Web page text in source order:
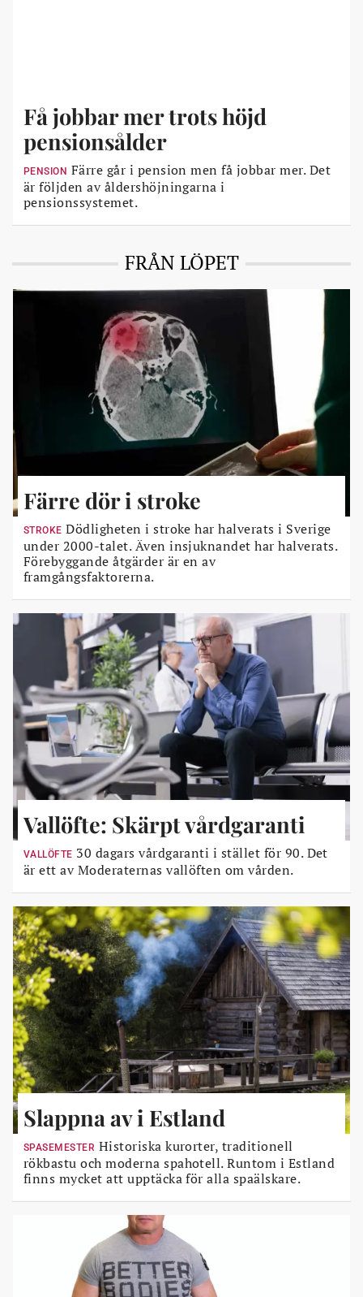
Få jobbar mer trots höjd
pensionsålder
PENSION Färre går i pension men få jobbar mer. Det
är följden av åldershöjningarna i
pensionssystemet.
FRÅN LÖPET
Färre dör i stroke
STROKE Dödligheten i stroke har halverats i Sverige
under 2000-talet. Även insjuknandet har halverats.
Förebyggande åtgärder är en av
framgångsfaktorerna.
Vallöfte: Skärpt vårdgaranti
VALLÖFTE 30 dagars vårdgaranti i stället för 90. Det
är ett av Moderaternas vallöften om vården.
Slappna av i Estland
SPASEMESTER Historiska kurorter, traditionell
rökbastu och moderna spahotell. Runtom i Estland
finns mycket att upptäcka för alla spaälskare.